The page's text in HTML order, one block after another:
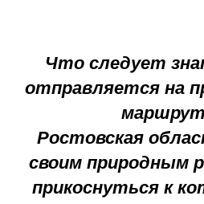
Что следует
отправляется на
Ростовская
своим природным
прикоснуться к